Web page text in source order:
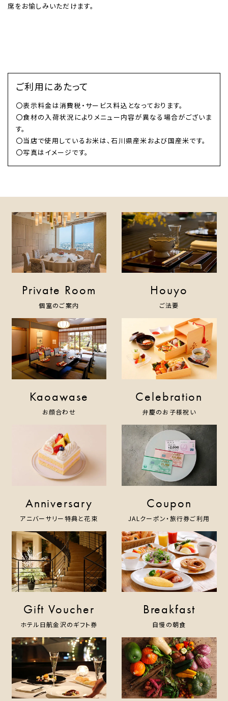
席をお愉しみいただけます。
ご利用にあたって
〇表示料金は消費税・サービス料込となっております。
〇食材の入荷状況によりメニュー内容が異なる場合がございま
す。
〇当店で使用しているお米は、石川県産米および国産米です。
〇写真はイメージです。
Private Room
個室のご案内
Houyo
ご法要
Kaoawase
お顔合わせ
Celebration
弁慶のお子様祝い
Anniversary
アニバーサリー特典と花束
Coupon
JALクーポン・旅行券ご利用
Gift Voucher
ホテル日航金沢のギフト券
Breakfast
自慢の朝食